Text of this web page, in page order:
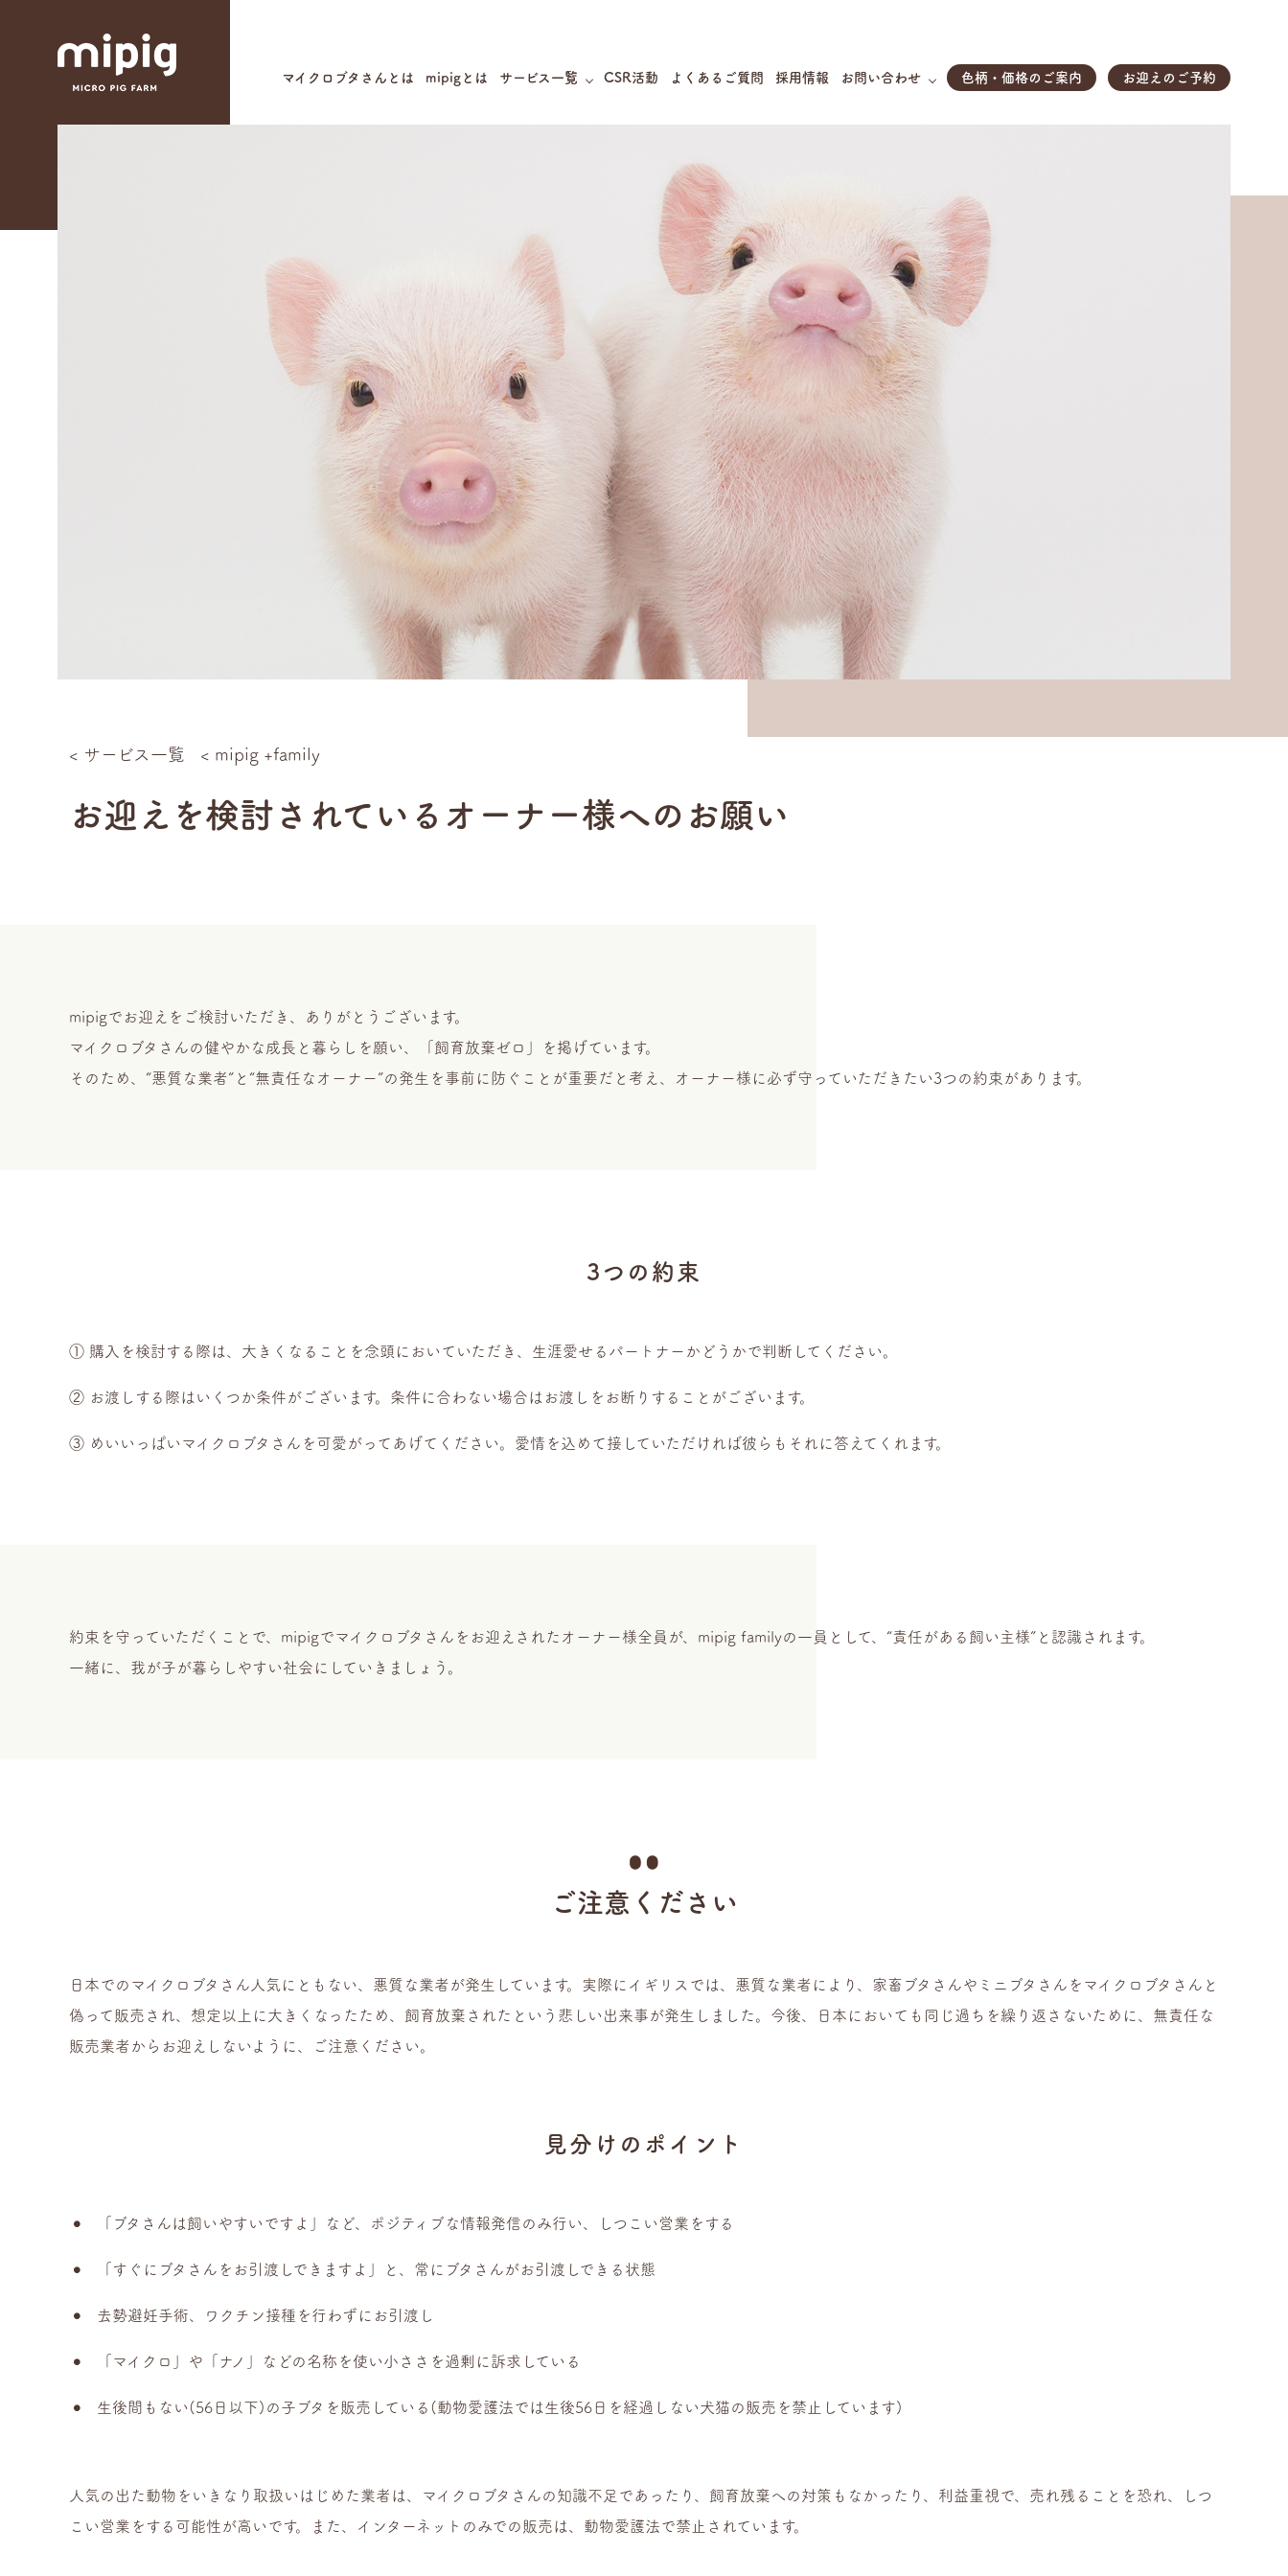
マイクロブタさんとは mipigとは サービス一覧 CSR活動 よくあるご質問 採用情報 お問い合わせ 色柄・価格のご案内 お迎えのご予約
< サービス一覧 < mipig +family
お迎えを検討されているオーナー様へのお願い
mipigでお迎えをご検討いただき、ありがとうございます。
マイクロブタさんの健やかな成長と暮らしを願い、「飼育放棄ゼロ」を掲げています。
そのため、“悪質な業者”と“無責任なオーナー”の発生を事前に防ぐことが重要だと考え、オーナー様に必ず守っていただきたい3つの約束があります。
3つの約束
① 購入を検討する際は、大きくなることを念頭においていただき、生涯愛せるパートナーかどうかで判断してください。
② お渡しする際はいくつか条件がございます。条件に合わない場合はお渡しをお断りすることがございます。
③ めいいっぱいマイクロブタさんを可愛がってあげてください。愛情を込めて接していただければ彼らもそれに答えてくれます。
約束を守っていただくことで、mipigでマイクロブタさんをお迎えされたオーナー様全員が、mipig familyの一員として、“責任がある飼い主様”と認識されます。
一緒に、我が子が暮らしやすい社会にしていきましょう。
ご注意ください
日本でのマイクロブタさん人気にともない、悪質な業者が発生しています。実際にイギリスでは、悪質な業者により、家畜ブタさんやミニブタさんをマイクロブタさんと
偽って販売され、想定以上に大きくなったため、飼育放棄されたという悲しい出来事が発生しました。今後、日本においても同じ過ちを繰り返さないために、無責任な
販売業者からお迎えしないように、ご注意ください。
見分けのポイント
「ブタさんは飼いやすいですよ」など、ポジティブな情報発信のみ行い、しつこい営業をする
「すぐにブタさんをお引渡しできますよ」と、常にブタさんがお引渡しできる状態
去勢避妊手術、ワクチン接種を行わずにお引渡し
「マイクロ」や「ナノ」などの名称を使い小ささを過剰に訴求している
生後間もない(56日以下)の子ブタを販売している(動物愛護法では生後56日を経過しない犬猫の販売を禁止しています)
人気の出た動物をいきなり取扱いはじめた業者は、マイクロブタさんの知識不足であったり、飼育放棄への対策もなかったり、利益重視で、売れ残ることを恐れ、しつ
こい営業をする可能性が高いです。また、インターネットのみでの販売は、動物愛護法で禁止されています。